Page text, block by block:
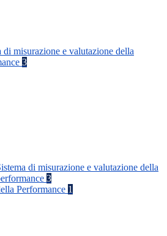
di misurazione e valutazione della
3
di misurazione e valutazione della
3
Performance 1